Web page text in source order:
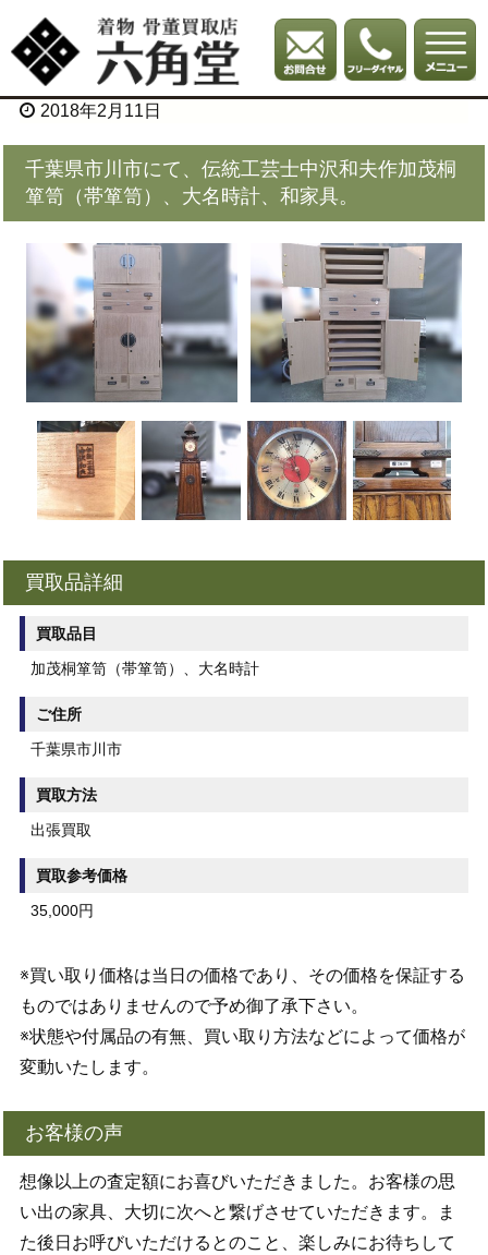
2018年2月11日
千葉県市川市にて、伝統工芸士中沢和夫作加茂桐
箪笥（帯箪笥）、大名時計、和家具。
買取品詳細
買取品目
加茂桐箪笥（帯箪笥）、大名時計
ご住所
千葉県市川市
買取方法
出張買取
買取参考価格
35,000円
※買い取り価格は当日の価格であり、その価格を保証する
ものではありませんので予め御了承下さい。
※状態や付属品の有無、買い取り方法などによって価格が
変動いたします。
お客様の声
想像以上の査定額にお喜びいただきました。お客様の思
い出の家具、大切に次へと繋げさせていただきます。ま
た後日お呼びいただけるとのこと、楽しみにお待ちして